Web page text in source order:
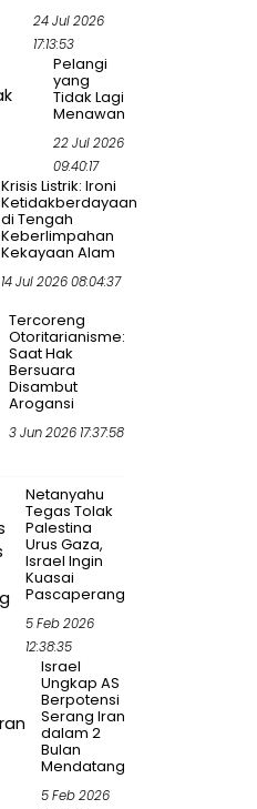
24 Jul 2026
17:13:53
Pelangi
yang
Tidak Lagi
Menawan
22 Jul 2026
09:40:17
Krisis Listrik: Ironi
Ketidakberdayaan
di Tengah
Keberlimpahan
Kekayaan Alam
14 Jul 2026 08:04:37
Tercoreng
Otoritarianisme:
Saat Hak
Bersuara
Disambut
Arogansi
3 Jun 2026 17:37:58
Netanyahu
Tegas Tolak
Palestina
Urus Gaza,
Israel Ingin
Kuasai
Pascaperang
5 Feb 2026
12:38:35
Israel
Ungkap AS
Berpotensi
Serang Iran
dalam 2
Bulan
Mendatang
5 Feb 2026